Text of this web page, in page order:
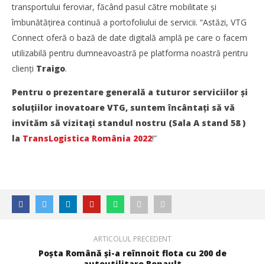
transportului feroviar, făcând pasul către mobilitate şi
îmbunătăţirea continuă a portofoliului de servicii. “Astăzi, VTG
Connect oferă o bază de date digitală amplă pe care o facem
utilizabilă pentru dumneavoastră pe platforma noastră pentru
clienți Traigo.
Pentru o prezentare generală a tuturor serviciilor și
soluțiilor inovatoare VTG, suntem încântați să vă
invităm să vizitați standul nostru (Sala A stand 58 )
la TransLogistica România 2022!”
ARTICOLUL PRECEDENT
Poşta Română şi-a reînnoit flota cu 200 de